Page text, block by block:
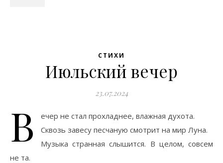
СТИХИ
Июльский вечер
23.07.2024
В
ечер не стал прохладнее, влажная духота.
Сквозь завесу песчаную смотрит на мир Луна.
Музыка странная слышится. В целом, совсем
не та.